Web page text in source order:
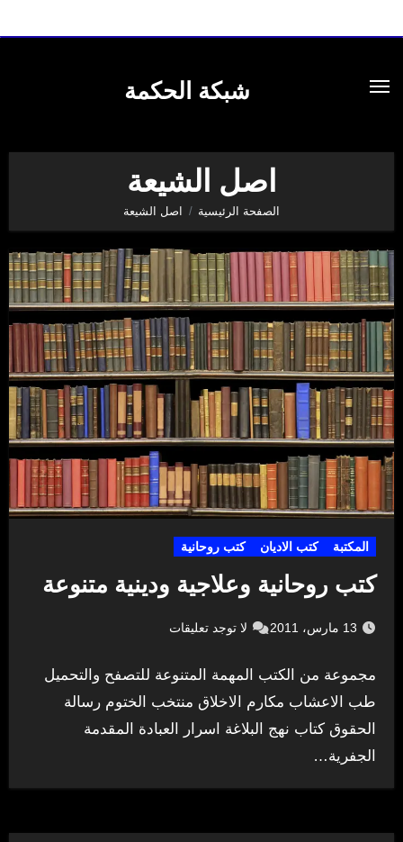
شبكة الحكمة
اصل الشيعة
الصفحة الرئيسية اصل الشيعة
المكتبة كتب الاديان كتب روحانية
كتب روحانية وعلاجية ودينية متنوعة
13 مارس، 2011 لا توجد تعليقات
مجموعة من الكتب المهمة المتنوعة للتصفح والتحميل
طب الاعشاب مكارم الاخلاق منتخب الختوم رسالة
الحقوق كتاب نهج البلاغة اسرار العبادة المقدمة
الجفرية…